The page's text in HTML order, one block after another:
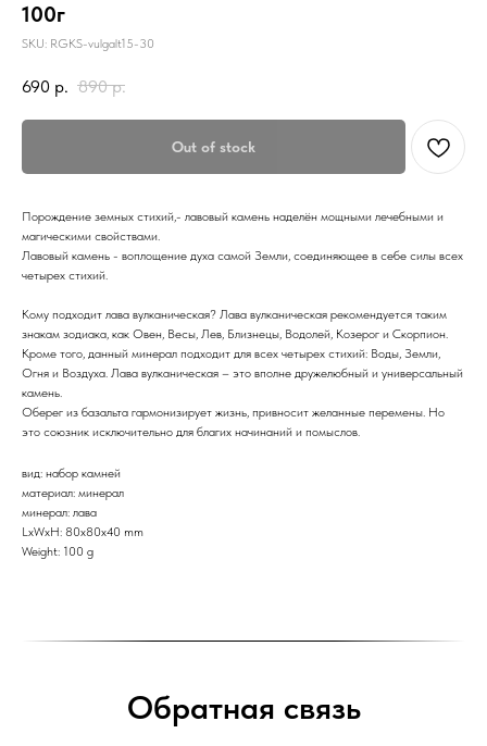
100г
SKU: RGKS-vulgalt15-30
690 р. 890 р.
Out of stock
Порождение земных стихий,- лавовый камень наделён мощными лечебными и
магическими свойствами.
Лавовый камень - воплощение духа самой Земли, соединяющее в себе силы всех
четырех стихий.
Кому подходит лава вулканическая? Лава вулканическая рекомендуется таким
знакам зодиака, как Овен, Весы, Лев, Близнецы, Водолей, Козерог и Скорпион.
Кроме того, данный минерал подходит для всех четырех стихий: Воды, Земли,
Огня и Воздуха. Лава вулканическая – это вполне дружелюбный и универсальный
камень.
Оберег из базальта гармонизирует жизнь, привносит желанные перемены. Но
это союзник исключительно для благих начинаний и помыслов.
вид: набор камней
материал: минерал
минерал: лава
LxWxH: 80x80x40 mm
Weight: 100 g
Обратная связь